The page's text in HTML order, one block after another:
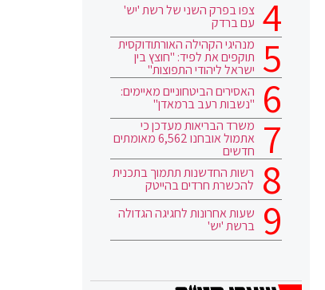
צפו בפרק השני של רשת 'יש'
עם ברדק
מנהיגי הקהילה האורתודוקסית
תוקפים את לפיד: "חוצץ בין
ישראל ליהודי התפוצות"
האסירים הביטחוניים מאיימים:
"נשבות רעב ברמאדן"
משרד הבריאות מעדכן כי
אתמול אובחנו 6,562 מאומתים
חדשים
רשות החדשנות תתמוך בתכנית
להכשרת חרדים בהייטק
שעות אחרונות לחגיגה הגדולה
ברשת 'יש'